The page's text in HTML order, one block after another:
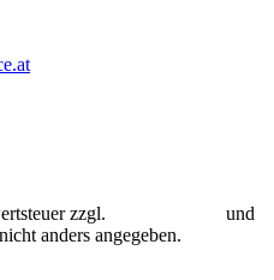
zzgl.
und
anders angegeben.